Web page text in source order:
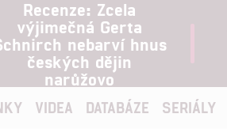
Recenze: Zcela
výjimečná Gerta
nebarví hnus
českých dějin
narůžovo
VIDEA DATABÁZE SERIÁLY